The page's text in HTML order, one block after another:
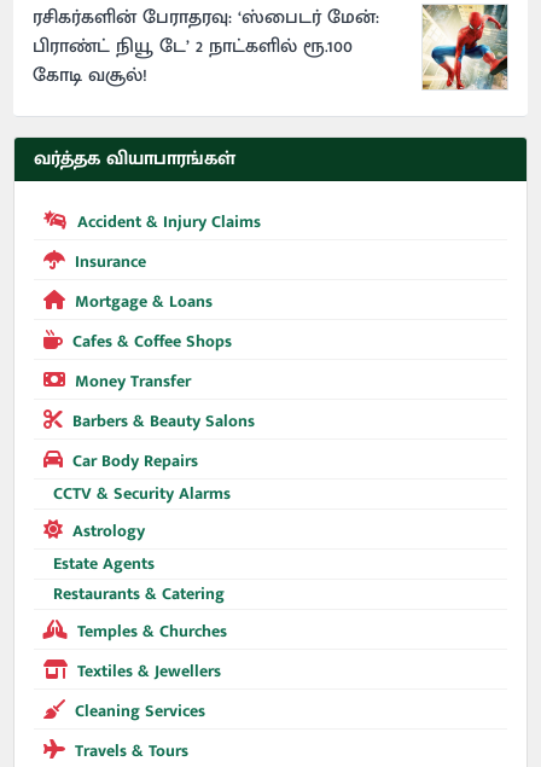
ரசிகர்களின் பேராதரவு: ‘ஸ்பைடர் மேன்:
பிராண்ட் நியூ டே’ 2 நாட்களில் ரூ.100
கோடி வசூல்!
வர்த்தக வியாபாரங்கள்
Accident & Injury Claims
Insurance
Mortgage & Loans
Cafes & Coffee Shops
Money Transfer
Barbers & Beauty Salons
Car Body Repairs
CCTV & Security Alarms
Astrology
Estate Agents
Restaurants & Catering
Temples & Churches
Textiles & Jewellers
Cleaning Services
Travels & Tours